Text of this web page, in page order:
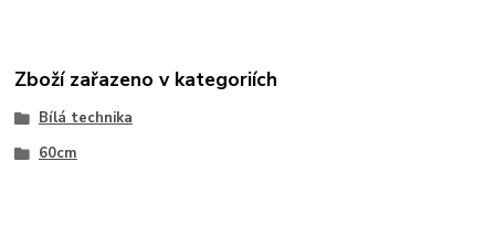
Zboží zařazeno v kategoriích
Bílá technika
60cm